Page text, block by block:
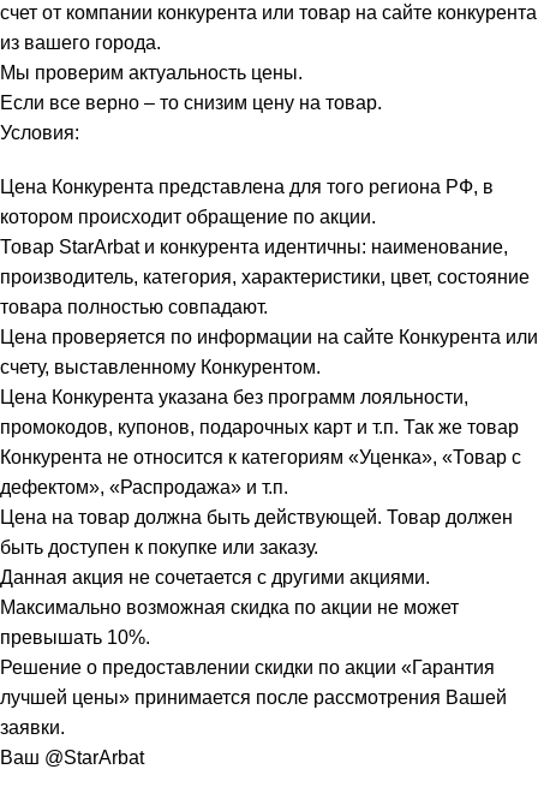
счет от компании конкурента или товар на сайте конкурента
из вашего города.
Мы проверим актуальность цены.
Если все верно – то снизим цену на товар.
Условия:
Цена Конкурента представлена для того региона РФ, в
котором происходит обращение по акции.
Товар StarArbat и конкурента идентичны: наименование,
производитель, категория, характеристики, цвет, состояние
товара полностью совпадают.
Цена проверяется по информации на сайте Конкурента или
счету, выставленному Конкурентом.
Цена Конкурента указана без программ лояльности,
промокодов, купонов, подарочных карт и т.п. Так же товар
Конкурента не относится к категориям «Уценка», «Товар с
дефектом», «Распродажа» и т.п.
Цена на товар должна быть действующей. Товар должен
быть доступен к покупке или заказу.
Данная акция не сочетается с другими акциями.
Максимально возможная скидка по акции не может
превышать 10%.
Решение о предоставлении скидки по акции «Гарантия
лучшей цены» принимается после рассмотрения Вашей
заявки.
Ваш @StarArbat